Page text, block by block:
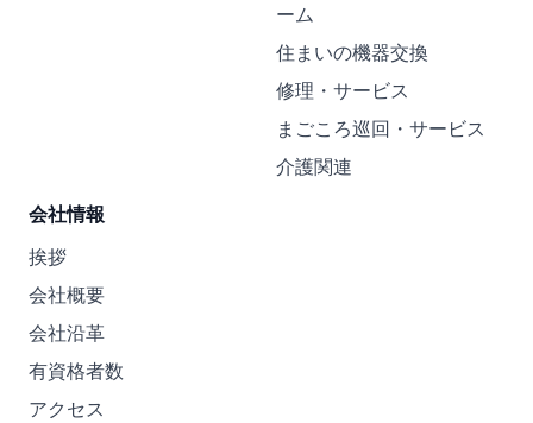
ーム
住まいの機器交換
修理・サービス
まごころ巡回・サービス
介護関連
会社情報
挨拶
会社概要
会社沿革
有資格者数
アクセス